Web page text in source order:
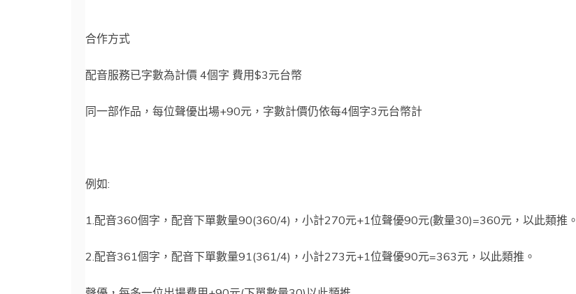
告、
體、
數
有
賀
有
合作方式
配音服務已字數為計價 4個字 費用$3元台幣
同一部作品，每位聲優出場+90元，字數計價仍依每4個字3元台幣計
例如:
1.配音360個字，配音下單數量90(360/4)，小計270元+1位聲優90元(數量30)=360元，以此類推。
2.配音361個字，配音下單數量91(361/4)，小計273元+1位聲優90元=363元，以此類推。